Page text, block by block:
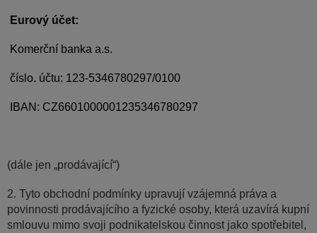
Eurový účet:
Komerční banka a.s.
číslo. účtu: 123-5346780297/0100
IBAN: CZ6601000001235346780297
(dále jen „prodávající“)
2. Tyto obchodní podmínky upravují vzájemná práva a
povinnosti prodávajícího a fyzické osoby, která uzavírá kupní
smlouvu mimo svoji podnikatelskou činnost jako spotřebitel,